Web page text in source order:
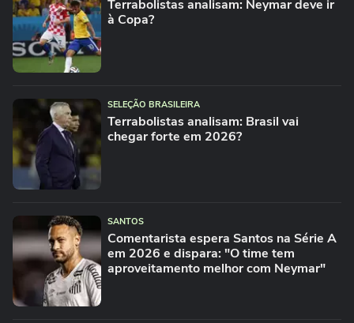
Terrabolistas analisam: Neymar deve ir
à Copa?
SELEÇÃO BRASILEIRA
Terrabolistas analisam: Brasil vai
chegar forte em 2026?
SANTOS
Comentarista espera Santos na Série A
em 2026 e dispara: "O time tem
aproveitamento melhor com Neymar"